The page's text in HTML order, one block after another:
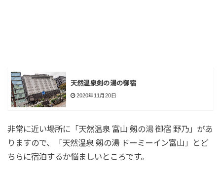
天然温泉剣の湯の御宿
2020年11月20日
非常に近い場所に「天然温泉 富山 剱の湯 御宿 野乃」があ
りますので、「天然温泉 剱の湯 ドーミーイン富山」とど
ちらに宿泊するか悩ましいところです。